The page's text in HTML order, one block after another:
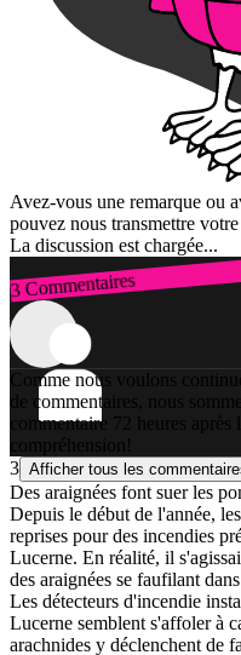
Avez-vous une remarque ou
pouvez nous transmettre
La discussion est chargée...
3 Commentaires
Connexion
Comme nous voulons
de commentaires, nous
commentaire 72 heures
compréhension!
3 Afficher tous les
Des araignées font suer les
Depuis le début de l'année,
reprises pour des incendies
Lucerne. En réalité, il
des araignées se faufilant
Les détecteurs d'incendie
Lucerne semblent s'affoler à
arachnides y déclenchent de